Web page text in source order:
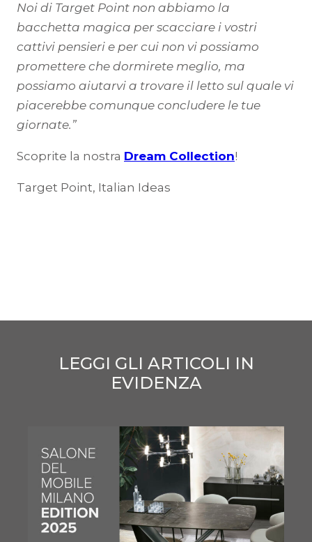
Noi di Target Point non abbiamo la
bacchetta magica per scacciare i vostri
cattivi pensieri e per cui non vi possiamo
promettere che dormirete meglio, ma
possiamo aiutarvi a trovare il letto sul quale vi
piacerebbe comunque concludere le tue
giornate.”
Scoprite la nostra Dream Collection!
Target Point, Italian Ideas
LEGGI GLI ARTICOLI IN
EVIDENZA